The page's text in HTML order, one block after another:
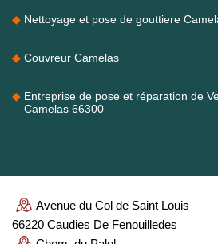
Nettoyage et pose de gouttiere
Couvreur Camelas
Entreprise de pose et réparation de
Camelas 66300
Avenue du Col de Saint Louis
66220 Caudies De Fenouilledes